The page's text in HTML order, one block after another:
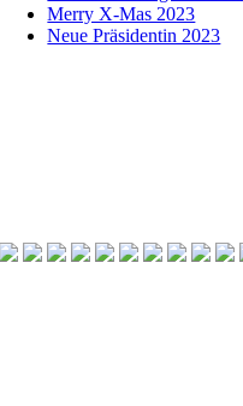
Merry X-Mas 2023
Neue Präsidentin 2023